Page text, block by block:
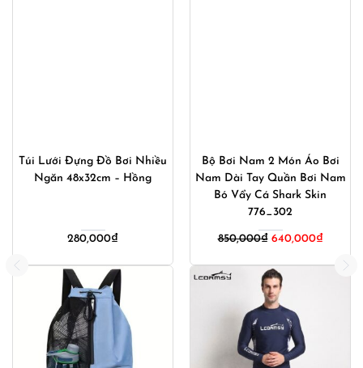
Túi Lưới Đựng Đồ Bơi Nhiều
Ngăn 48x32cm – Hồng
280,000₫
Bộ Bơi Nam 2 Món Áo Bơi
Nam Dài Tay Quần Bơi Nam
Bó Vẩy Cá Shark Skin
776_302
850,000₫ 640,000₫